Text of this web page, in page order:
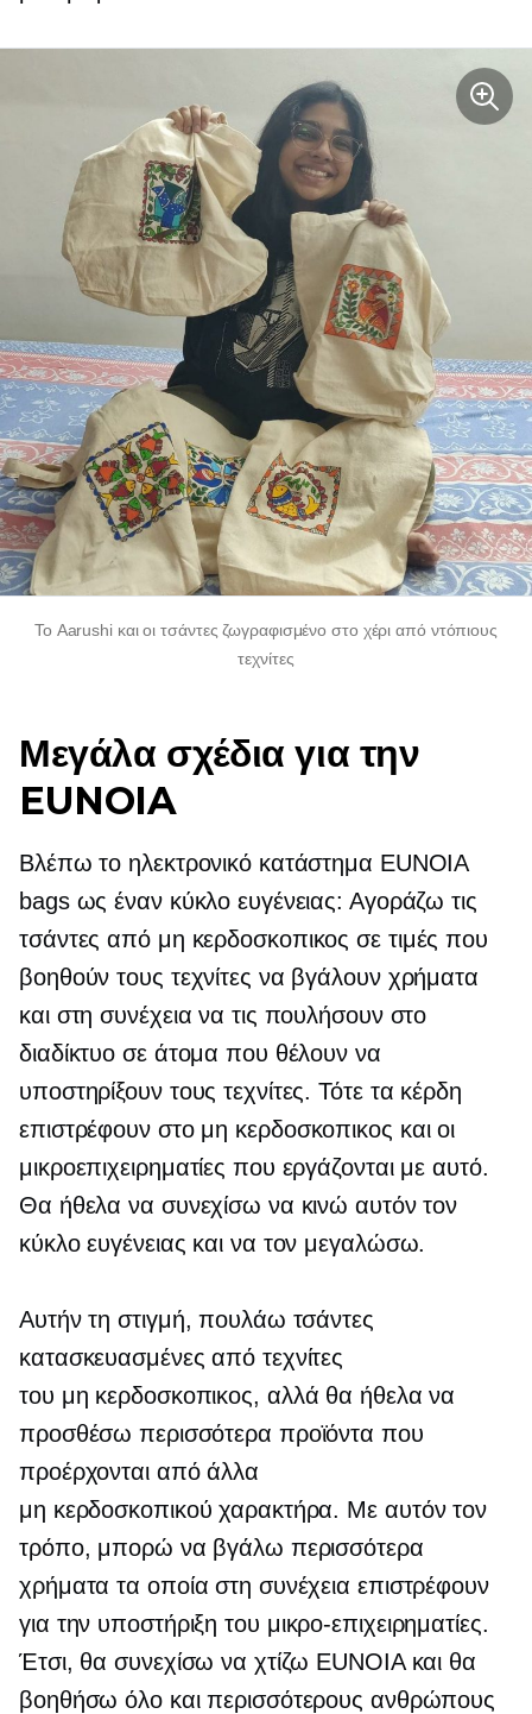
Το Aarushi και οι τσάντεςζωγραφισμένο στο χέρι από ντόπιους
τεχνίτες
Μεγάλα σχέδια για την
EUNOIA
Βλέπω το ηλεκτρονικό κατάστημα EUNOIA
bags ως έναν κύκλο ευγένειας: Αγοράζω τις
τσάντες από μη κερδοσκοπικος σε τιμές που
βοηθούν τους τεχνίτες να βγάλουν χρήματα
και στη συνέχεια να τις πουλήσουν στο
διαδίκτυο σε άτομα που θέλουν να
υποστηρίξουν τους τεχνίτες. Τότε τα κέρδη
επιστρέφουν στο μη κερδοσκοπικος και οι
μικροεπιχειρηματίες που εργάζονται με αυτό.
Θα ήθελα να συνεχίσω να κινώ αυτόν τον
κύκλο ευγένειας και να τον μεγαλώσω.
Αυτήν τη στιγμή, πουλάω τσάντες
κατασκευασμένες από τεχνίτες
του μη κερδοσκοπικος, αλλά θα ήθελα να
προσθέσω περισσότερα προϊόντα που
προέρχονται από άλλα
μη κερδοσκοπικού χαρακτήρα. Με αυτόν τον
τρόπο, μπορώ να βγάλω περισσότερα
χρήματα τα οποία στη συνέχεια επιστρέφουν
για την υποστήριξη του μικρο-επιχειρηματίες.
Έτσι, θα συνεχίσω να χτίζω EUNOIA και θα
βοηθήσω όλο και περισσότερους ανθρώπους